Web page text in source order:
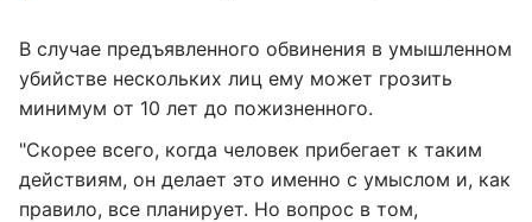
В случае предъявленного обвинения в умышленном
убийстве нескольких лиц ему может грозить
минимум от 10 лет до пожизненного.
"Скорее всего, когда человек прибегает к таким
действиям, он делает это именно с умыслом и, как
правило, все планирует. Но вопрос в том,